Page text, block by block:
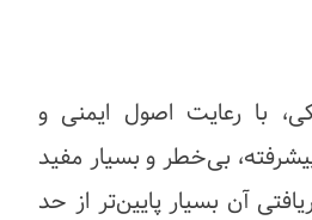
با رعایت اصول ایمنی و
بی‌خطر و بسیار مفید
آن بسیار پایین‌تر از حد